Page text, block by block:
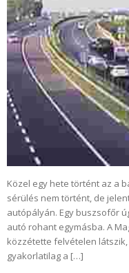
Közel egy hete történt az a
sérülés nem történt, de
autópályán. Egy buszsofőr
autó rohant egymásba. A
közzétette felvételen
gyakorlatilag a […]